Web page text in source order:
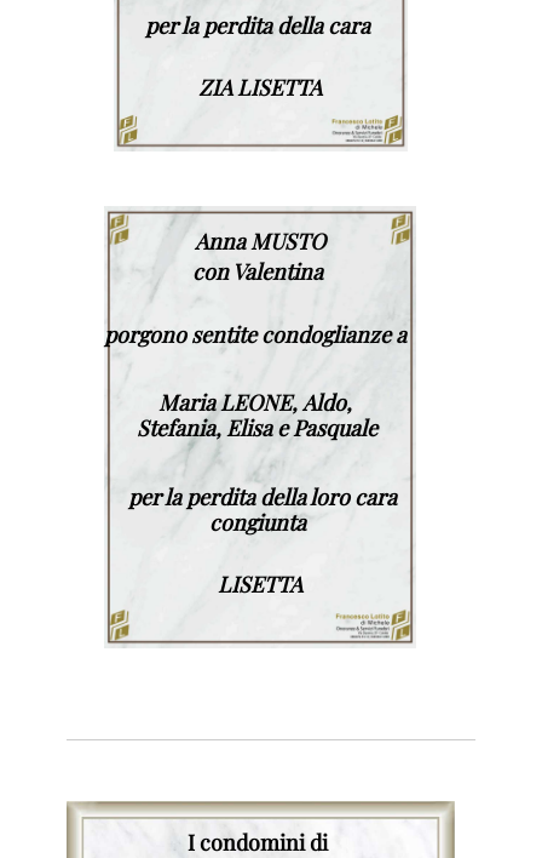
per la perdita della cara
ZIA LISETTA
Anna MUSTO
con Valentina
porgono sentite condoglianzea
Maria LEONE,Aldo,
Stefania, Elisa e Pasquale
per la perdita della loro cara
congiunta
LISETTA
I condomini di